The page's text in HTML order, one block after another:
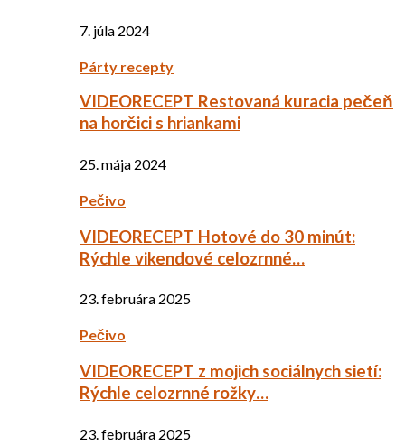
7. júla 2024
Párty recepty
VIDEORECEPT Restovaná kuracia pečeň
na horčici s hriankami
25. mája 2024
Pečivo
VIDEORECEPT Hotové do 30 minút:
Rýchle vikendové celozrnné…
23. februára 2025
Pečivo
VIDEORECEPT z mojich sociálnych sietí:
Rýchle celozrnné rožky…
23. februára 2025